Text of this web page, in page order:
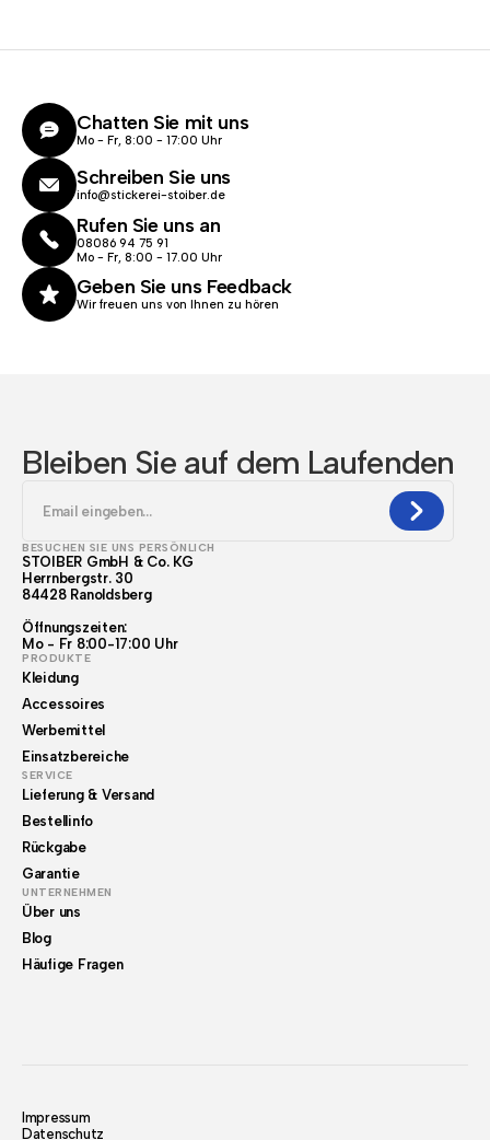
Chatten Sie mit uns
Mo - Fr, 8:00 - 17:00 Uhr
Schreiben Sie uns
info@stickerei-stoiber.de
Rufen Sie uns an
08086 94 75 91
Mo - Fr, 8:00 - 17.00 Uhr
Geben Sie uns Feedback
Wir freuen uns von Ihnen zu hören
Bleiben Sie auf dem Laufenden
BESUCHEN SIE UNS PERSÖNLICH
STOIBER GmbH & Co. KG
Herrnbergstr. 30
84428 Ranoldsberg
Öffnungszeiten:
Mo - Fr 8:00-17:00 Uhr
PRODUKTE
Kleidung
Accessoires
Werbemittel
Einsatzbereiche
SERVICE
Lieferung & Versand
Bestellinfo
Rückgabe
Garantie
UNTERNEHMEN
Über uns
Blog
Häufige Fragen
Impressum
Datenschutz